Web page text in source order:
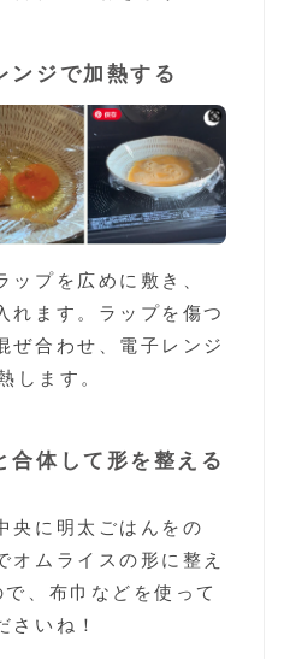
ンジで加熱する
プを広めに敷き、
れます。ラップを傷つ
ぜ合わせ、電子レンジ
します。
合体して形を整える
央に明太ごはんをの
オムライスの形に整え
、布巾などを使って
さいね！